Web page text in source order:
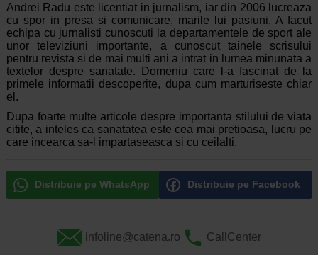
Andrei Radu este licentiat in jurnalism, iar din 2006 lucreaza
cu spor in presa si comunicare, marile lui pasiuni. A facut
echipa cu jurnalisti cunoscuti la departamentele de sport ale
unor televiziuni importante, a cunoscut tainele scrisului
pentru revista si de mai multi ani a intrat in lumea minunata a
textelor despre sanatate. Domeniu care l-a fascinat de la
primele informatii descoperite, dupa cum marturiseste chiar
el.
Dupa foarte multe articole despre importanta stilului de viata
citite, a inteles ca sanatatea este cea mai pretioasa, lucru pe
care incearca sa-l impartaseasca si cu ceilalti.
Distribuie pe WhatsApp Distribuie pe Facebook
infoline@catena.ro CallCenter